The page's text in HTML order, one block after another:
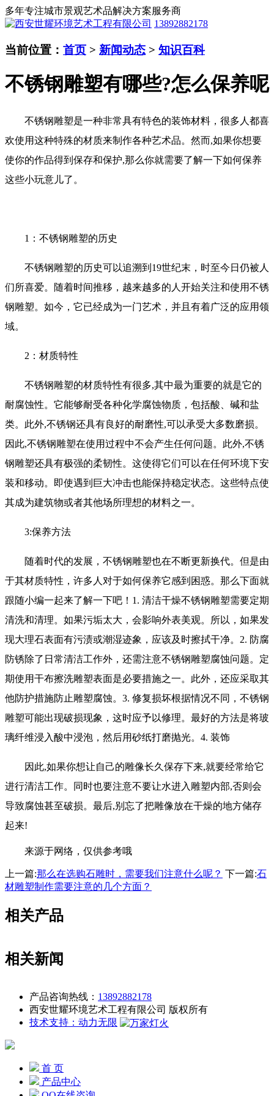
多年专注城市景观艺术品解决方案服务商
13892882178
当前位置： 首页 > 新闻动态 > 知识百科
不锈钢雕塑有哪些?怎么保养呢
不锈钢雕塑是一种非常具有特色的装饰材料，很多人都喜
欢使用这种特殊的材质来制作各种艺术品。然而,如果你想要
使你的作品得到保存和保护,那么你就需要了解一下如何保养
这些小玩意儿了。
1：不锈钢雕塑的历史
不锈钢雕塑的历史可以追溯到19世纪末，时至今日仍被人
们所喜爱。随着时间推移，越来越多的人开始关注和使用不锈
钢雕塑。如今，它已经成为一门艺术，并且有着广泛的应用领
域。
2：材质特性
不锈钢雕塑的材质特性有很多,其中最为重要的就是它的
耐腐蚀性。它能够耐受各种化学腐蚀物质，包括酸、碱和盐
类。此外,不锈钢还具有良好的耐磨性,可以承受大多数磨损。
因此,不锈钢雕塑在使用过程中不会产生任何问题。此外,不锈
钢雕塑还具有极强的柔韧性。这使得它们可以在任何环境下安
装和移动。即使遇到巨大冲击也能保持稳定状态。这些特点使
其成为建筑物或者其他场所理想的材料之一。
3:保养方法
随着时代的发展，不锈钢雕塑也在不断更新换代。但是由
于其材质特性，许多人对于如何保养它感到困惑。那么下面就
跟随小编一起来了解一下吧！1. 清洁干燥不锈钢雕塑需要定期
清洗和清理。如果污垢太大，会影响外表美观。所以，如果发
现大理石表面有污渍或潮湿迹象，应该及时擦拭干净。2. 防腐
防锈除了日常清洁工作外，还需注意不锈钢雕塑腐蚀问题。定
期使用干布擦洗雕塑表面是必要措施之一。此外，还应采取其
他防护措施防止雕塑腐蚀。3. 修复损坏根据情况不同，不锈钢
雕塑可能出现破损现象，这时应予以修理。最好的方法是将玻
璃纤维浸入酸中浸泡，然后用砂纸打磨抛光。4. 装饰
因此,如果你想让自己的雕像长久保存下来,就要经常给它
进行清洁工作。同时也要注意不要让水进入雕塑内部,否则会
导致腐蚀甚至破损。最后,别忘了把雕像放在干燥的地方储存
起来!
来源于网络，仅供参考哦
上一篇:那么在选购石雕时，需要我们注意什么呢？ 下一篇:石
材雕塑制作需要注意的几个方面？
相关产品
相关新闻
产品咨询热线： 13892882178
西安世耀环境艺术工程有限公司 版权所有
技术支持：动力无限
首 页
产品中心